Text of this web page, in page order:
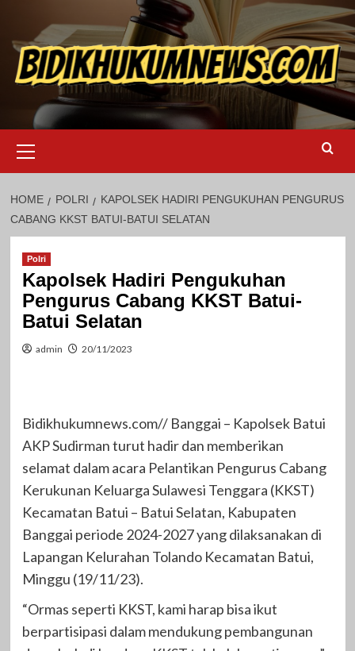
content
Menu
HOME POLRI
KAPOLSEK HADIRI PENGUKUHAN PENGURUS
CABANG KKST BATUI-BATUI SELATAN
Polri
Kapolsek Hadiri Pengukuhan
Pengurus Cabang KKST Batui-
Batui Selatan
admin 20/11/2023
Bidikhukumnews.com// Banggai – Kapolsek Batui
AKP Sudirman turut hadir dan memberikan
selamat dalam acara Pelantikan Pengurus Cabang
Kerukunan Keluarga Sulawesi Tenggara (KKST)
Kecamatan Batui – Batui Selatan, Kabupaten
Banggai periode 2024-2027 yang dilaksanakan di
Lapangan Kelurahan Tolando Kecamatan Batui,
Minggu (19/11/23).
“Ormas seperti KKST, kami harap bisa ikut
berpartisipasi dalam mendukung pembangunan